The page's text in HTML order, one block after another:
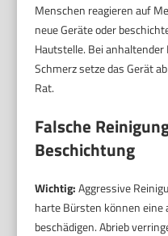
Menschen reagieren auf
neue Geräte oder
Hautstelle. Bei
Schmerz setze das Gerät
Rat.
Falsche
Beschichtung
Wichtig:Aggressive
harte Bürsten können
beschädigen. Abrieb